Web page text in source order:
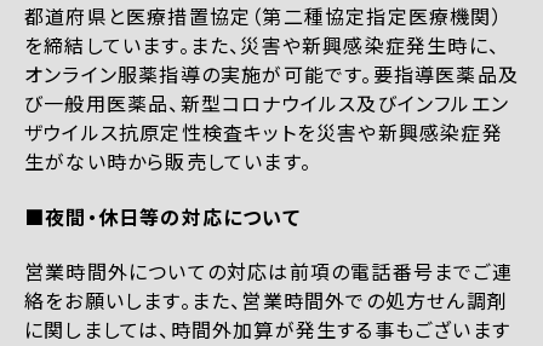
都道府県と医療措置協定（第二種協定指定医療機関）
を締結しています。また、災害や新興感染症発生時に、
オンライン服薬指導の実施が可能です。要指導医薬品及
び一般用医薬品、新型コロナウイルス及びインフルエン
ザウイルス抗原定性検査キットを災害や新興感染症発
生がない時から販売しています。
■夜間・休日等の対応について
営業時間外についての対応は前項の電話番号までご連
絡をお願いします。また、営業時間外での処方せん調剤
に関しましては、時間外加算が発生する事もございます